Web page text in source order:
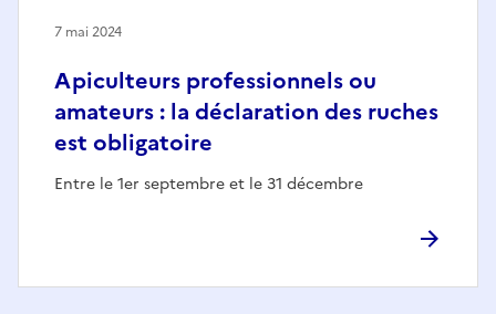
Apiculteurs professionnels ou
amateurs : la déclaration des ruches
est obligatoire
Entre le 1er septembre et le 31 décembre
7 mai 2024